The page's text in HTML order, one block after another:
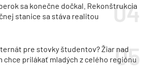
sa konečne dočkal. Rekonštrukcia
stanice sa stáva realitou
pre stovky študentov? Žiar nad
chce prilákať mladých z celého regiónu